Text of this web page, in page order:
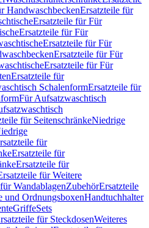
HandwaschbeckenErsatzteile für
Ersatzteile für Für
Ersatzteile für Für
Ersatzteile für Für
Ersatzteile für Für
Ersatzteile für Für
Ersatzteile für
SchalenformErsatzteile für
Für Aufsatzwaschtisch
für SeitenschränkeNiedrige
für
Ersatzteile für
Ersatzteile für
für Weitere
WandablagenZubehörErsatzteile
und OrdnungsboxenHandtuchhalter
GriffeSets
für SteckdosenWeiteres